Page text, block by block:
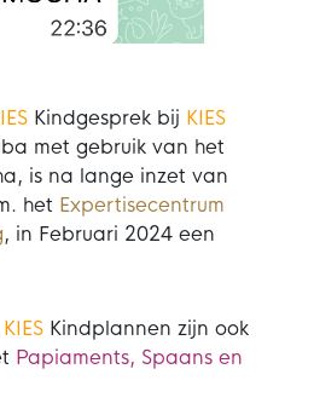
Kindgesprek bij KIES
met gebruik van het
is na lange inzet van
het Expertisecentrum
, in Februari 2024 een
KIES Kindplannen zijn ook
Papiaments, Spaans en